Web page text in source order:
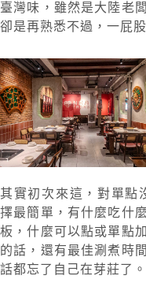
臺灣味，雖然是大陸老
卻是再熟悉不過，一屁
其實初次來這，對單點
擇最簡單，有什麼吃什
板，什麼可以點或單點
的話，還有最佳涮煮時
話都忘了自己在芽莊了。